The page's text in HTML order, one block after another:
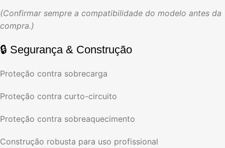
(Confirmar sempre a compatibilidade do modelo antes da
compra.)
🔒 Segurança & Construção
Proteção contra sobrecarga
Proteção contra curto-circuito
Proteção contra sobreaquecimento
Construção robusta para uso profissional